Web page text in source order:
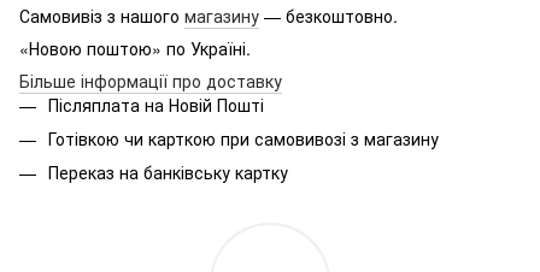
Самовивіз з нашого магазину — безкоштовно.
«Новою поштою» по Україні.
Більше інформації про доставку
Післяплата на Новій Пошті
Готівкою чи карткою при самовивозі з магазину
Переказ на банківську картку